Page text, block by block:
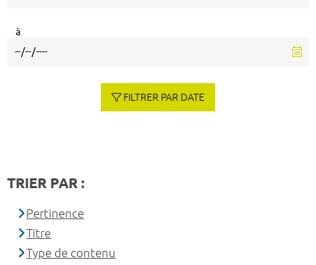
à
FILTRER PAR DATE
TRIER PAR :
Pertinence
Titre
Type de contenu